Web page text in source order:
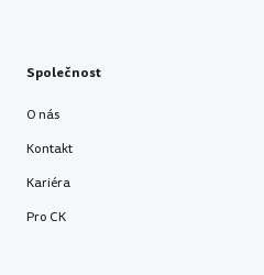
Společnost
O nás
Kontakt
Kariéra
Pro CK